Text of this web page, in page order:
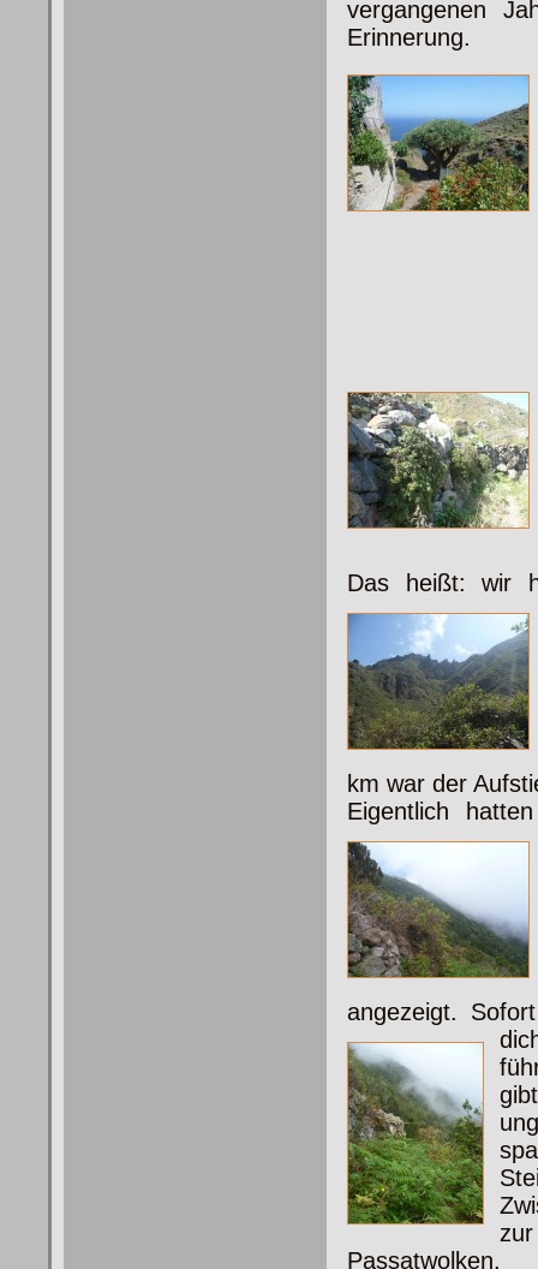
vergangenen
Erinnerung.
Das heißt: wir
km war der
Eigentlich
angezeigt.
Passatwolken.